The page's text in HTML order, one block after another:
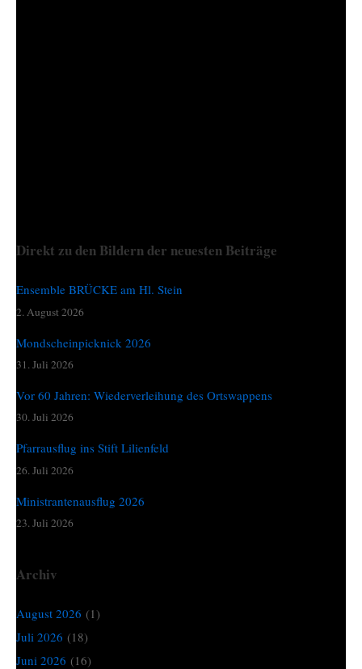
Direkt zu den Bildern der neuesten Beiträge
Ensemble BRÜCKE am Hl. Stein
2. August 2026
Mondscheinpicknick 2026
31. Juli 2026
Vor 60 Jahren: Wiederverleihung des Ortswappens
30. Juli 2026
Pfarrausflug ins Stift Lilienfeld
26. Juli 2026
Ministrantenausflug 2026
23. Juli 2026
Archiv
August 2026 (1)
Juli 2026 (18)
Juni 2026 (16)